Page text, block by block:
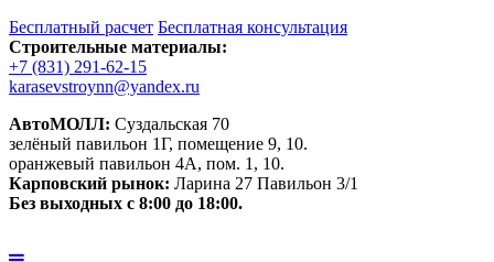
Бесплатный расчет Бесплатная консультация
Строительные материалы:
+7 (831) 291-62-15
karasevstroynn@yandex.ru
АвтоМОЛЛ: Суздальская 70
зелёный павильон 1Г, помещение 9, 10.
оранжевый павильон 4А, пом. 1, 10.
Карповский рынок: Ларина 27 Павильон 3/1
Без выходных с 8:00 до 18:00.